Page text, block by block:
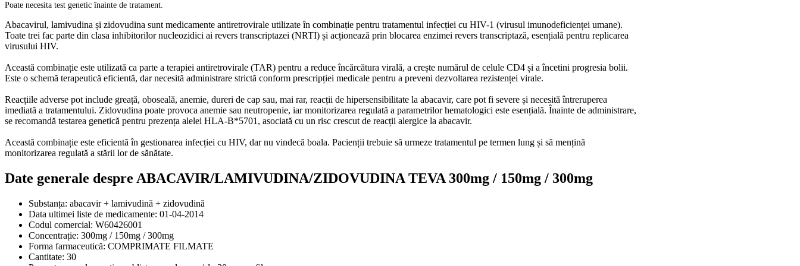
Poate necesita test genetic înainte de tratament.
Abacavirul, lamivudina și zidovudina sunt medicamente antiretrovirale utilizate în combinație pentru tratamentul infecției cu HIV-1 (virusul imunodeficienței umane).
Toate trei fac parte din clasa inhibitorilor nucleozidici ai revers transcriptazei (NRTI) și acționează prin blocarea enzimei revers transcriptază, esențială pentru replicarea
virusului HIV.
Această combinație este utilizată ca parte a terapiei antiretrovirale (TAR) pentru a reduce încărcătura virală, a crește numărul de celule CD4 și a încetini progresia bolii.
Este o schemă terapeutică eficientă, dar necesită administrare strictă conform prescripției medicale pentru a preveni dezvoltarea rezistenței virale.
Reacțiile adverse pot include greață, oboseală, anemie, dureri de cap sau, mai rar, reacții de hipersensibilitate la abacavir, care pot fi severe și necesită întreruperea
imediată a tratamentului. Zidovudina poate provoca anemie sau neutropenie, iar monitorizarea regulată a parametrilor hematologici este esențială. Înainte de administrare,
se recomandă testarea genetică pentru prezența alelei HLA-B*5701, asociată cu un risc crescut de reacții alergice la abacavir.
Această combinație este eficientă în gestionarea infecției cu HIV, dar nu vindecă boala. Pacienții trebuie să urmeze tratamentul pe termen lung și să mențină
monitorizarea regulată a stării lor de sănătate.
Date generale despre ABACAVIR/LAMIVUDINA/ZIDOVUDINA TEVA 300mg / 150mg / 300mg
Substanța: abacavir + lamivudină + zidovudină
Data ultimei liste de medicamente: 01-04-2014
Codul comercial: W60426001
Concentrație: 300mg / 150mg / 300mg
Forma farmaceutică: COMPRIMATE FILMATE
Cantitate: 30